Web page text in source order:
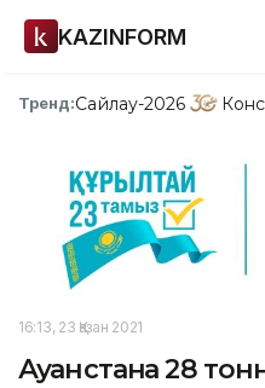
KAZINFORM
Тренд:Сайлау-2026
16:13, 23 Қазан 2021
Ауғанстанға 28